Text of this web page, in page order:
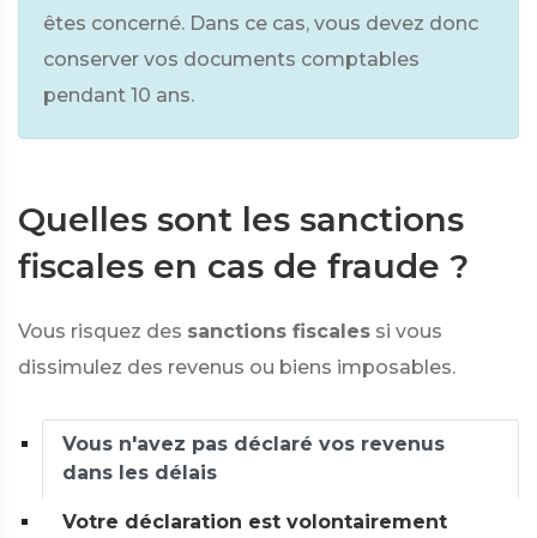
êtes concerné. Dans ce cas, vous devez donc
conserver vos documents comptables
pendant 10 ans.
Quelles sont les sanctions
fiscales en cas de fraude ?
Vous risquez des sanctions fiscales si vous
dissimulez des revenus ou biens imposables.
Vous n'avez pas déclaré vos revenus
dans les délais
Votre déclaration est volontairement